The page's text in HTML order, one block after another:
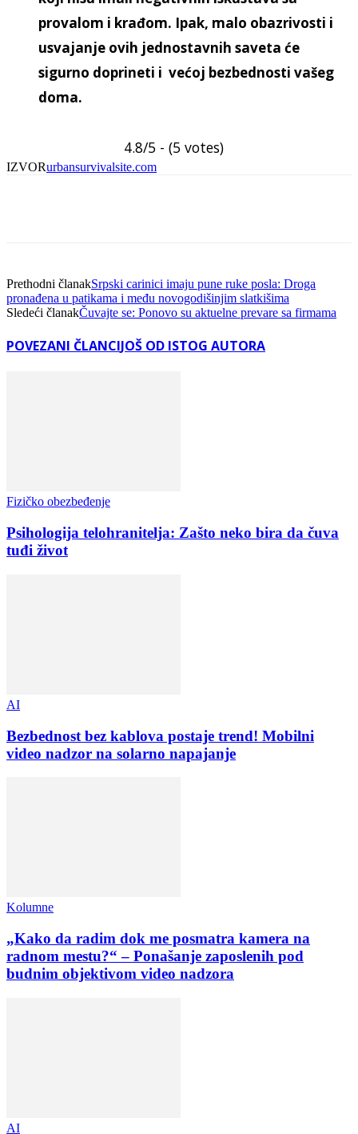
provalom i krađom. Ipak, malo obazrivosti i
usvajanje ovih jednostavnih saveta će
sigurno doprineti i većoj bezbednosti vašeg
doma.
4.8/5 - (5 votes)
IZVORurbansurvivalsite.com
Prethodni članakSrpski carinici imaju pune ruke posla: Droga
pronađena u patikama i među novogodišinjim slatkišima
Sledeći članakČuvajte se: Ponovo su aktuelne prevare sa firmama
POVEZANI ČLANCIJOŠ OD ISTOG AUTORA
Fizičko obezbeđenje
Psihologija telohranitelja: Zašto neko bira da čuva
tuđi život
AI
Bezbednost bez kablova postaje trend! Mobilni
video nadzor na solarno napajanje
Kolumne
„Kako da radim dok me posmatra kamera na
radnom mestu?“ – Ponašanje zaposlenih pod
budnim objektivom video nadzora
AI